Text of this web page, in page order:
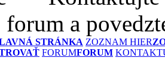
a
STRÁNKA ZOZNAM HIER
FORUMFORUM